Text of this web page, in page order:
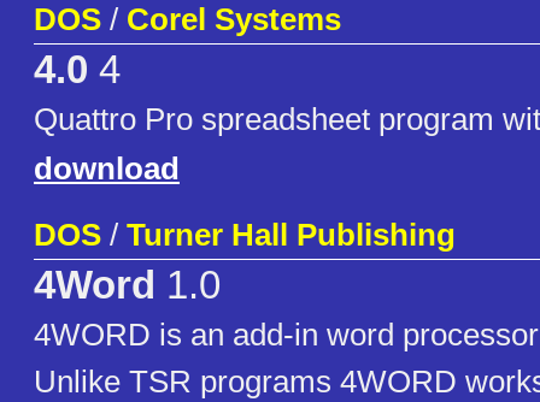
DOS / Corel Systems
4.0 4
Quattro Pro spreadsheet program
download
DOS / Turner Hall Publishing
4Word 1.0
4WORD is an add-in word
Unlike TSR programs 4WORD